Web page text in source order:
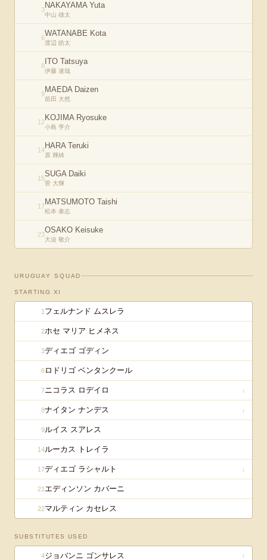
3NAKAYAMA Yuta
中山 雄太
6WATANABE Kota
渡辺 皓太
8 ITO Tatsuya
伊藤 達哉
9MAEDA Daizen
前田 大然
12KOJIMA Ryosuke
小島 亨介
14HARA Teruki
原 輝綺
15SUGA Daiki
菅 大輝
17MATSUMOTO Taishi
松本 泰志
23OSAKO Keisuke
大迫 敬介
URUGUAY SQUAD
STARTING XI
1 フェルナンド ムスレラ
2ホセ マリア ヒメネス
3ディエゴ ゴディン
6ロドリゴ ベンタンクール
7ニコラス ロデイロ ↓
8ナイタン ナンデス ↓
9ルイス スアレス
14ルーカス トレイラ
17ディエゴ ラシャルト ↓
21 エディンソン カバーニ
22マルティン カセレス
SUBSTITUTES USED
4ジョバンニ ゴンサレス ↑